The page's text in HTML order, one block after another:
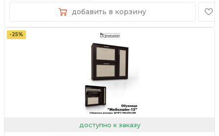
добавить в корзину
доступно к заказу
-25%